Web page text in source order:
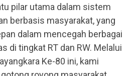
pilar utama dalam sistem
berbasis masyarakat, yang
dalam mencegah berbagai
di tingkat RT dan RW. Melalui
Ke-80 ini, kami